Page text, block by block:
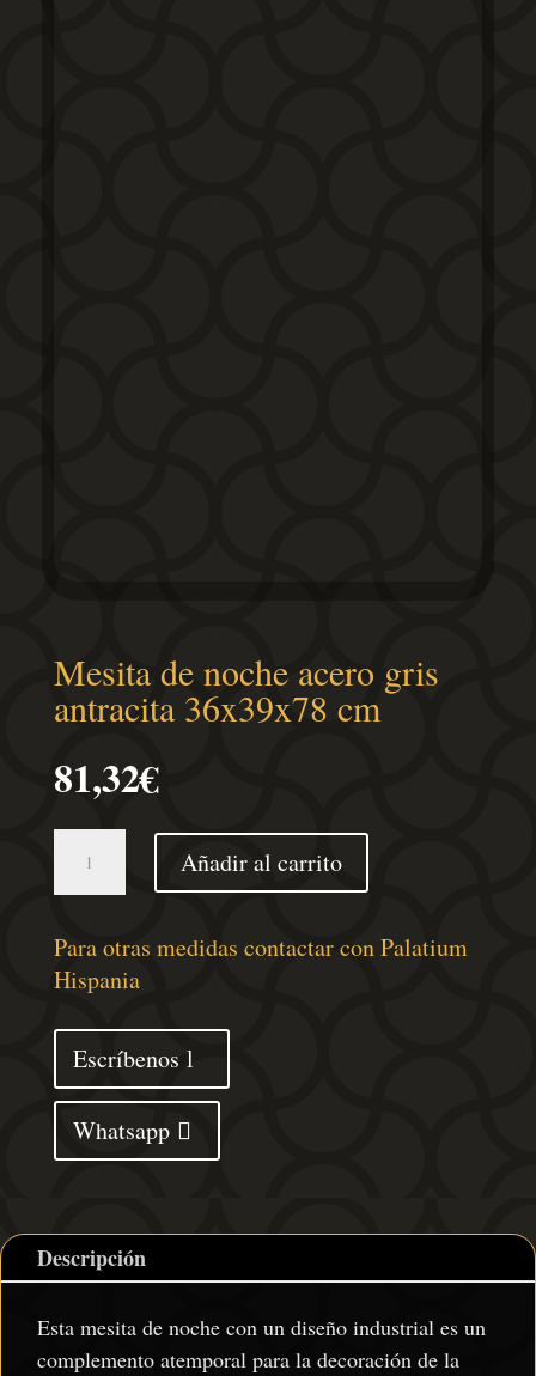
Mesita de noche acero gris
antracita 36x39x78 cm
81,32€
acero
gris
36x39x78
cm
cantidad
Añadir al carrito
Para otras medidas contactar con Palatium
Hispania
Escríbenos
Whatsapp
Descripción
Esta mesita de noche con un diseño industrial es un
complemento atemporal para la decoración de la